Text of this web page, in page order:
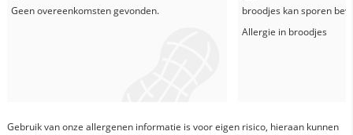
Geen overeenkomsten gevonden. broodjes kan sporen
Allergie in broodjes
Gebruik van onze allergenen informatie is voor eigen risico, hieraan kunnen